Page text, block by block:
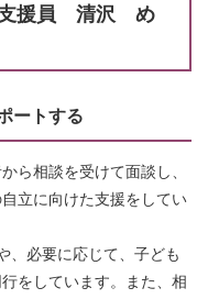
支援員 清沢 め
ートする
ら相談を受けて面談し、
立に向けた支援をしてい
、必要に応じて、子ども
をしています。また、相